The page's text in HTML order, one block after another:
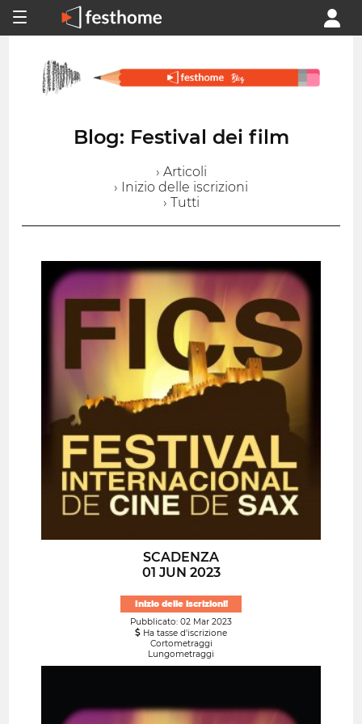
Blog: Festival dei film
› Articoli
› Inizio delle iscrizioni
› Tutti
SCADENZA
01 JUN 2023
Inizio delle iscrizioni!
Pubblicato: 02 Mar 2023
Ha tasse d'iscrizione
Cortometraggi
Lungometraggi